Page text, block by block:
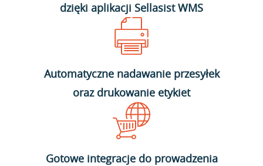
dzięki aplikacji Sellasist WMS
Automatyczne nadawanie przesyłek
oraz drukowanie etykiet
Gotowe integracje do prowadzenia